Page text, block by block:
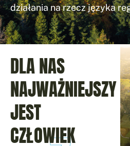
działania na rzecz języka
DLA NAS
NAJWAŻNIEJSZY
JEST
CZŁOWIEK